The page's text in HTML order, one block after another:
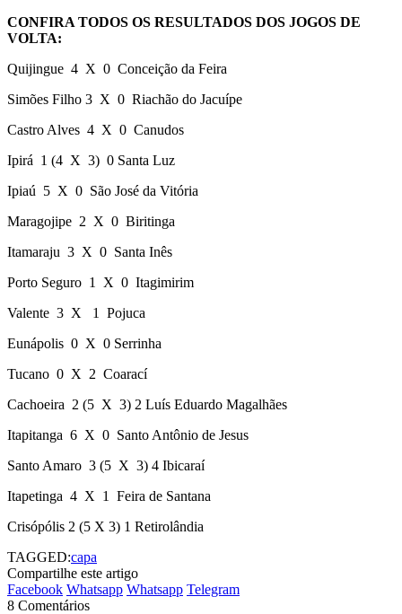
CONFIRA TODOS OS RESULTADOS DOS JOGOS DE
VOLTA:
Quijingue 4 X 0 Conceição da Feira
Simões Filho 3 X 0 Riachão do Jacuípe
Castro Alves 4 X 0 Canudos
Ipirá 1 (4 X 3) 0 Santa Luz
Ipiaú 5 X 0 São José da Vitória
Maragojipe 2 X 0 Biritinga
Itamaraju 3 X 0 Santa Inês
Porto Seguro 1 X 0 Itagimirim
Valente 3 X 1 Pojuca
Eunápolis 0 X 0 Serrinha
Tucano 0 X 2 Coarací
Cachoeira 2 (5 X 3) 2 Luís Eduardo Magalhães
Itapitanga 6 X 0 Santo Antônio de Jesus
Santo Amaro 3 (5 X 3) 4 Ibicaraí
Itapetinga 4 X 1 Feira de Santana
Crisópólis 2 (5 X 3) 1 Retirolândia
TAGGED:capa
Compartilhe este artigo
Facebook Whatsapp Whatsapp Telegram
8 Comentários